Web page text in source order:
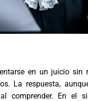
en un juicio sin
La respuesta,
comprender. En el